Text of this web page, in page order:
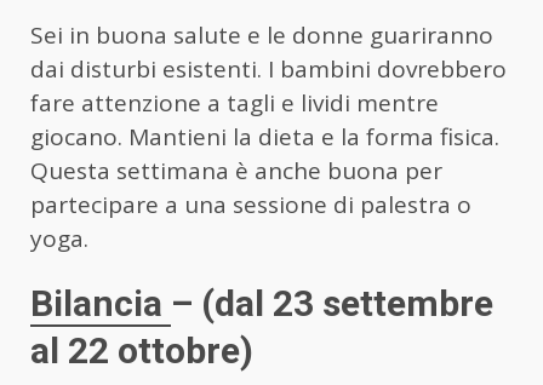
Sei in buona salute e le donne guariranno
dai disturbi esistenti. I bambini dovrebbero
fare attenzione a tagli e lividi mentre
giocano. Mantieni la dieta e la forma fisica.
Questa settimana è anche buona per
partecipare a una sessione di palestra o
yoga.
Bilancia – (dal 23 settembre
al 22 ottobre)